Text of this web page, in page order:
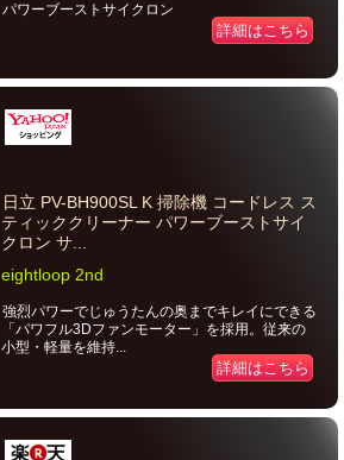
パワーブーストサイクロン
詳細はこちら
日立 PV-BH900SL K 掃除機 コードレス ス
ティッククリーナー パワーブーストサイ
クロン サ...
eightloop 2nd
強烈パワーでじゅうたんの奥までキレイにできる
「パワフル3Dファンモーター」を採用。従来の
小型・軽量を維持...
詳細はこちら